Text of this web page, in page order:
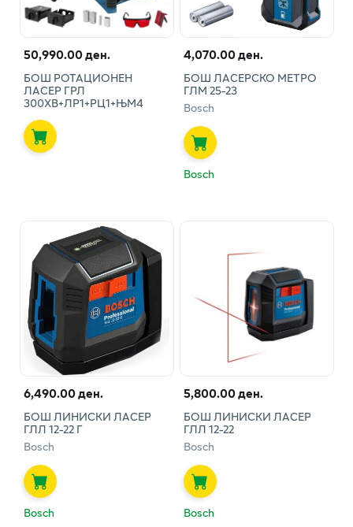
50,990.00 ден.
БОШ РОТАЦИОНЕН
ЛАСЕР ГРЛ
300ХВ+ЛР1+РЦ1+ЊМ4
4,070.00 ден.
БОШ ЛАСЕРСКО МЕТРО
ГЛМ 25-23
Bosch
Bosch
6,490.00 ден.
БОШ ЛИНИСКИ ЛАСЕР
ГЛЛ 12-22 Г
Bosch
Bosch
5,800.00 ден.
БОШ ЛИНИСКИ ЛАСЕР
ГЛЛ 12-22
Bosch
Bosch